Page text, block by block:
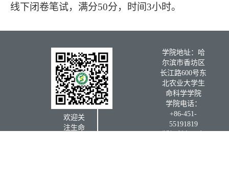
线下闭卷笔试，满分50分，时间3小时。
欢迎关
注生命
学院地址：哈
尔滨市香坊区
长江路600号东
北农业大学生
命科学学院
学院电话：
+86-451-
55191819